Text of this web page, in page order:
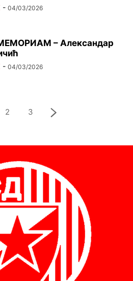
- 04/03/2026
– Александар
- 04/03/2026
2 3